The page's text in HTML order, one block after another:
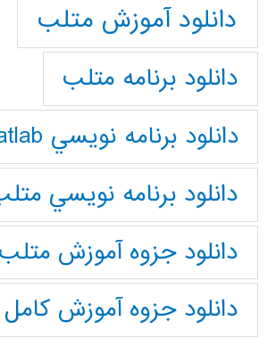
دانلود آموزش متلب
دانلود برنامه متلب
دانلود برنامه نويسي Matlab
دانلود برنامه نويسي
دانلود جزوه آموزش متلب
دانلود جزوه آموزش کامل matlab